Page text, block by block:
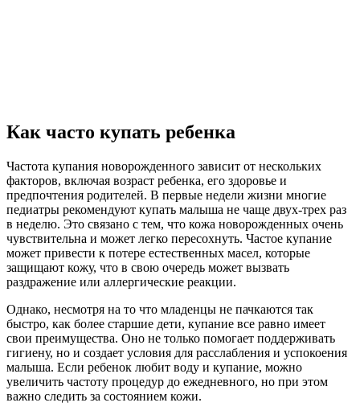
Как часто купать ребенка
Частота купания новорожденного зависит от нескольких
факторов, включая возраст ребенка, его здоровье и
предпочтения родителей. В первые недели жизни многие
педиатры рекомендуют купать малыша не чаще двух-трех раз
в неделю. Это связано с тем, что кожа новорожденных очень
чувствительна и может легко пересохнуть. Частое купание
может привести к потере естественных масел, которые
защищают кожу, что в свою очередь может вызвать
раздражение или аллергические реакции.
Однако, несмотря на то что младенцы не пачкаются так
быстро, как более старшие дети, купание все равно имеет
свои преимущества. Оно не только помогает поддерживать
гигиену, но и создает условия для расслабления и успокоения
малыша. Если ребенок любит воду и купание, можно
увеличить частоту процедур до ежедневного, но при этом
важно следить за состоянием кожи.